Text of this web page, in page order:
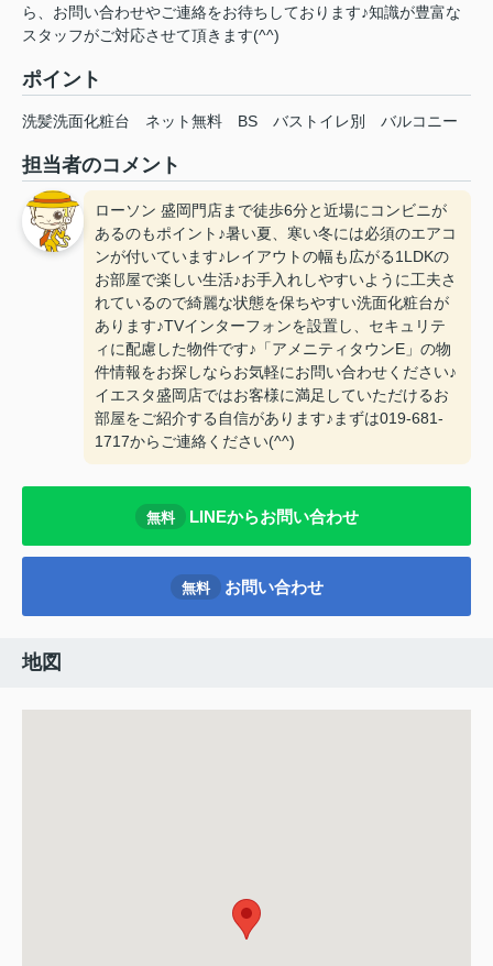
ら、お問い合わせやご連絡をお待ちしております♪知識が豊富な
スタッフがご対応させて頂きます(^^)
ポイント
洗髪洗面化粧台 ネット無料 BS バストイレ別 バルコニー
担当者のコメント
ローソン 盛岡門店まで徒歩6分と近場にコンビニが
あるのもポイント♪暑い夏、寒い冬には必須のエアコ
ンが付いています♪レイアウトの幅も広がる1LDKの
お部屋で楽しい生活♪お手入れしやすいように工夫さ
れているので綺麗な状態を保ちやすい洗面化粧台が
あります♪TVインターフォンを設置し、セキュリテ
ィに配慮した物件です♪「アメニティタウンE」の物
件情報をお探しならお気軽にお問い合わせください♪
イエスタ盛岡店ではお客様に満足していただけるお
部屋をご紹介する自信があります♪まずは019-681-
1717からご連絡ください(^^)
無料 LINEからお問い合わせ
無料 お問い合わせ
地図